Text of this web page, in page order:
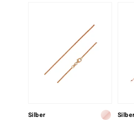
Silber